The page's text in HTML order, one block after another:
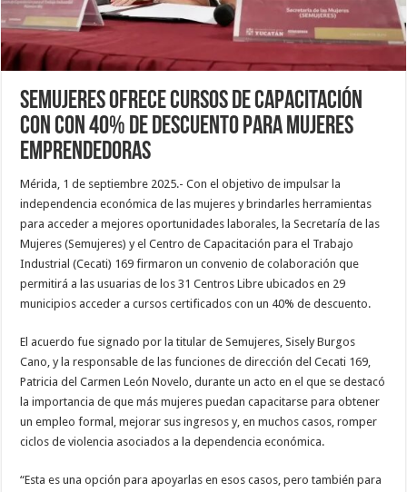
SEMUJERES ofrece cursos de capacitación
con con 40% de descuento para mujeres
emprendedoras
Mérida, 1 de septiembre 2025.- Con el objetivo de impulsar la
independencia económica de las mujeres y brindarles herramientas
para acceder a mejores oportunidades laborales, la Secretaría de las
Mujeres (Semujeres) y el Centro de Capacitación para el Trabajo
Industrial (Cecati) 169 firmaron un convenio de colaboración que
permitirá a las usuarias de los 31 Centros Libre ubicados en 29
municipios acceder a cursos certificados con un 40% de descuento.
El acuerdo fue signado por la titular de Semujeres, Sisely Burgos
Cano, y la responsable de las funciones de dirección del Cecati 169,
Patricia del Carmen León Novelo, durante un acto en el que se destacó
la importancia de que más mujeres puedan capacitarse para obtener
un empleo formal, mejorar sus ingresos y, en muchos casos, romper
ciclos de violencia asociados a la dependencia económica.
“Esta es una opción para apoyarlas en esos casos, pero también para